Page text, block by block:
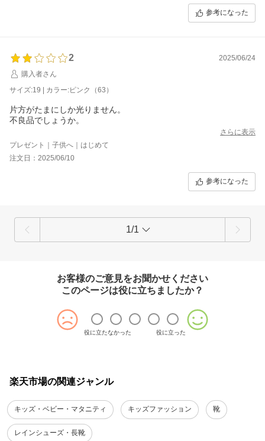
参考になった
2
2025/06/24
購入者さん
サイズ:19 | カラー:ピンク（63）
片方がたまにしか光りません。
不良品でしょうか。
さらに表示
プレゼント｜子供へ｜はじめて
注文日：2025/06/10
参考になった
1/1
お客様のご意見をお聞かせください
このページは役に立ちましたか？
役に立たなかった 役に立った
楽天市場の関連ジャンル
キッズ・ベビー・マタニティ キッズファッション 靴
レインシューズ・長靴